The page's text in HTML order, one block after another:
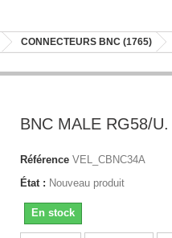
CONNECTEURS BNC (1765)
BNC MALE RG58/
Référence VEL_CBNC34A
État : Nouveau produit
En stock